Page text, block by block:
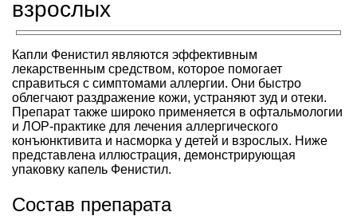
взрослых
Капли Фенистил являются эффективным
лекарственным средством, которое помогает
справиться с симптомами аллергии. Они быстро
облегчают раздражение кожи, устраняют зуд и отеки.
Препарат также широко применяется в офтальмологии
и ЛОР-практике для лечения аллергического
конъюнктивита и насморка у детей и взрослых. Ниже
представлена иллюстрация, демонстрирующая
упаковку капель Фенистил.
Состав препарата